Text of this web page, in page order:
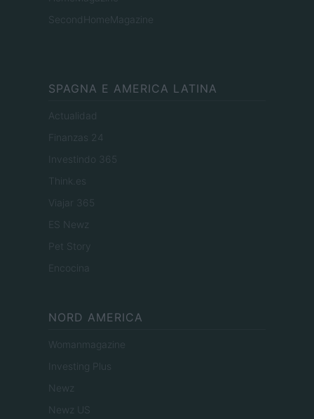
SecondHomeMagazine
SPAGNA E AMERICA LATINA
Actualidad
Finanzas 24
Investindo 365
Think.es
Viajar 365
ES Newz
Pet Story
Encocina
NORD AMERICA
Womanmagazine
Investing Plus
Newz
Newz US